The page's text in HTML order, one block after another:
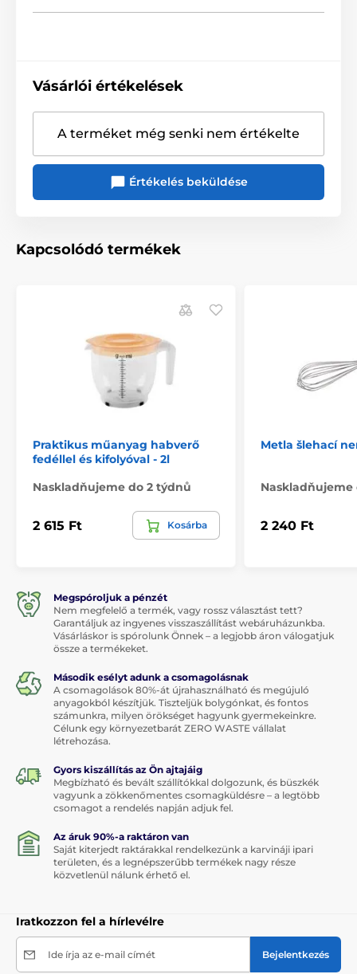
Vásárlói értékelések
A terméket még senki nem értékelte
Értékelés beküldése
Kapcsolódó termékek
Praktikus műanyag habverő
fedéllel és kifolyóval - 2l
Naskladňujeme do 2 týdnů
2 615 Ft Kosárba
Metla šlehací
Naskladňujeme
2 240 Ft
Megspóroljuk a pénzét
Nem megfelelő a termék, vagy rossz választást tett?
Garantáljuk az ingyenes visszaszállítást webáruházunkba.
Vásárláskor is spórolunk Önnek – a legjobb áron válogatjuk
össze a termékeket.
Második esélyt adunk a csomagolásnak
A csomagolások 80%-át újrahasználható és megújuló
anyagokból készítjük. Tiszteljük bolygónkat, és fontos
számunkra, milyen örökséget hagyunk gyermekeinkre.
Célunk egy környezetbarát ZERO WASTE vállalat
létrehozása.
Gyors kiszállítás az Ön ajtajáig
Megbízható és bevált szállítókkal dolgozunk, és büszkék
vagyunk a zökkenőmentes csomagküldésre – a legtöbb
csomagot a rendelés napján adjuk fel.
Az áruk 90%-a raktáron van
Saját kiterjedt raktárakkal rendelkezünk a karvináji ipari
területen, és a legnépszerűbb termékek nagy része
közvetlenül nálunk érhető el.
Iratkozzon fel a hírlevélre
Ide írja az e-mail címét Bejelentkezés